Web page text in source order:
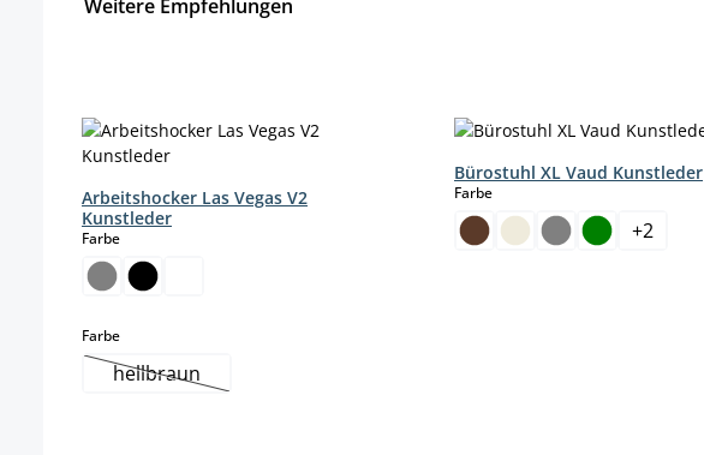
Weitere Empfehlungen
Arbeitshocker Las Vegas V2
Kunstleder
Farbeauswählen
Farbeauswählen
hellbraun(Diese Option ist zurzeit nicht verfügbar.)
Bürostuhl XL Vaud Kunstleder
Farbeauswählen
+2